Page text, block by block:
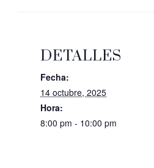
DETALLES
Fecha:
14 octubre, 2025
Hora:
8:00 pm - 10:00 pm